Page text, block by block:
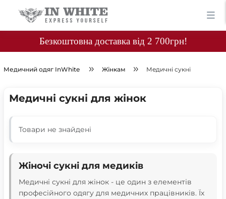
Безкоштовна доставка від 2 700грн!
Медичний одяг InWhite Жінкам Медичні сукні
Медичні сукні для жінок
Товари не знайдені
Жіночі сукні для медиків
Медичні сукні для жінок - це один з елементів
професійного одягу для медичних працівників. Їх